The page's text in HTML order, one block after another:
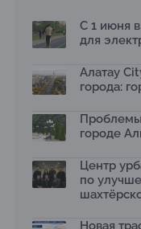
Бауыржана
17.07.2026
рободоставки в
15.07.2026
2026 принимает
13.07.2026
темой новой
13.07.2026
Қазақстан»:
С 1 июня
для
Алатау
города:
Проблемы
городе
Центр
по
Новая